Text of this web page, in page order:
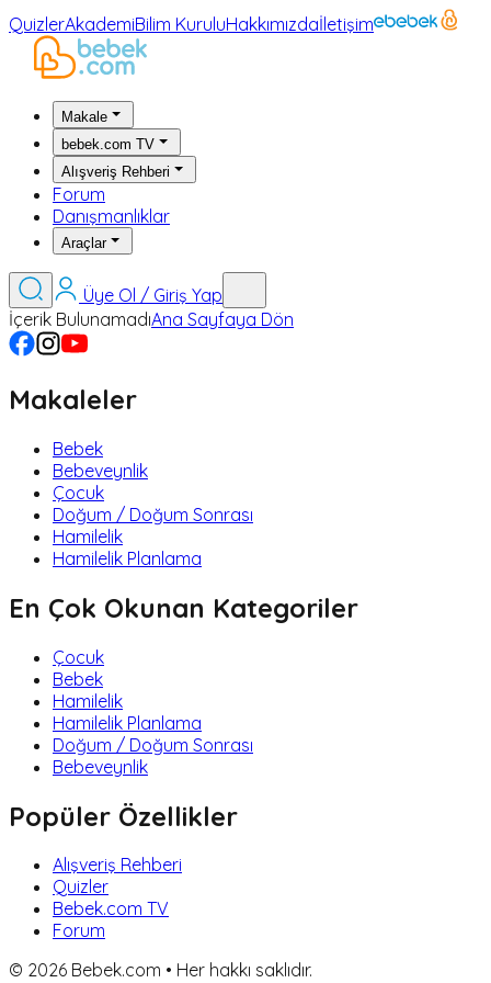
QuizlerAkademiBilim KuruluHakkımızdaİletişim
Makale
bebek.com TV
Alışveriş Rehberi
Forum
Danışmanlıklar
Araçlar
Üye Ol / Giriş Yap
İçerik BulunamadıAna Sayfaya Dön
Makaleler
Bebek
Bebeveynlik
Çocuk
Doğum / Doğum Sonrası
Hamilelik
Hamilelik Planlama
En Çok Okunan Kategoriler
Çocuk
Bebek
Hamilelik
Hamilelik Planlama
Doğum / Doğum Sonrası
Bebeveynlik
Popüler Özellikler
Alışveriş Rehberi
Quizler
Bebek.com TV
Forum
© 2026 Bebek.com • Her hakkı saklıdır.